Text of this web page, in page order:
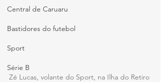
Central de Caruaru
Bastidores do futebol
Sport
Série B
Zé Lucas, volante do Sport, na Ilha do Retiro